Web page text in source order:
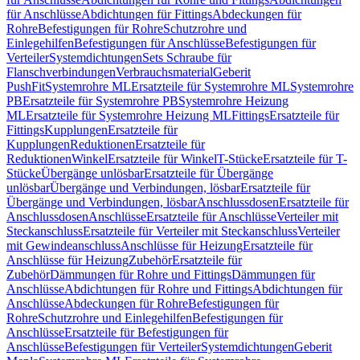
für AnschlüsseAbdichtungen für FittingsAbdeckungen für
RohreBefestigungen für RohreSchutzrohre und
EinlegehilfenBefestigungen für AnschlüsseBefestigungen für
VerteilerSystemdichtungenSets Schraube für
FlanschverbindungenVerbrauchsmaterialGeberit
PushFitSystemrohre MLErsatzteile für Systemrohre MLSystemrohre
PBErsatzteile für Systemrohre PBSystemrohre Heizung
MLErsatzteile für Systemrohre Heizung MLFittingsErsatzteile für
FittingsKupplungenErsatzteile für
KupplungenReduktionenErsatzteile für
ReduktionenWinkelErsatzteile für WinkelT-StückeErsatzteile für T-
StückeÜbergänge unlösbarErsatzteile für Übergänge
unlösbarÜbergänge und Verbindungen, lösbarErsatzteile für
Übergänge und Verbindungen, lösbarAnschlussdosenErsatzteile für
AnschlussdosenAnschlüsseErsatzteile für AnschlüsseVerteiler mit
SteckanschlussErsatzteile für Verteiler mit SteckanschlussVerteiler
mit GewindeanschlussAnschlüsse für HeizungErsatzteile für
Anschlüsse für HeizungZubehörErsatzteile für
ZubehörDämmungen für Rohre und FittingsDämmungen für
AnschlüsseAbdichtungen für Rohre und FittingsAbdichtungen für
AnschlüsseAbdeckungen für RohreBefestigungen für
RohreSchutzrohre und EinlegehilfenBefestigungen für
AnschlüsseErsatzteile für Befestigungen für
AnschlüsseBefestigungen für VerteilerSystemdichtungenGeberit